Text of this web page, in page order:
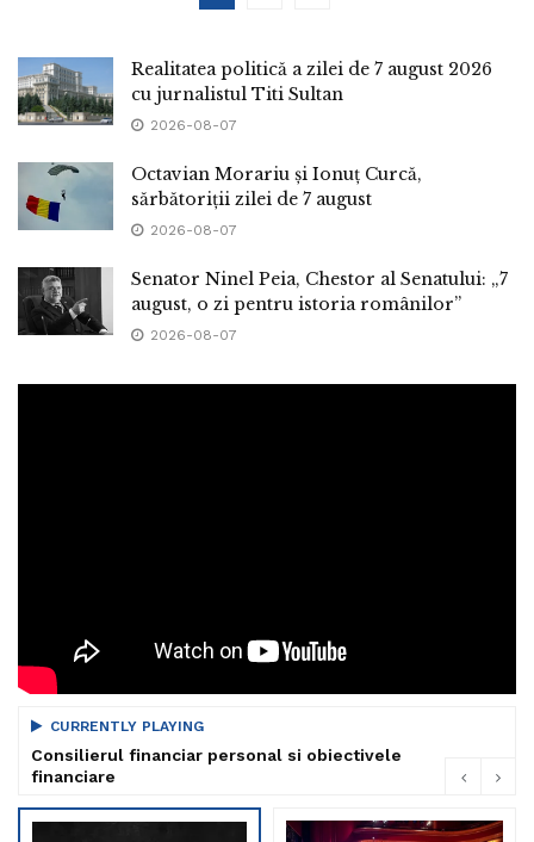
Realitatea politică a zilei de 7 august 2026
cu jurnalistul Titi Sultan
2026-08-07
Octavian Morariu și Ionuț Curcă,
sărbătoriții zilei de 7 august
2026-08-07
Senator Ninel Peia, Chestor al Senatului: „7
august, o zi pentru istoria românilor”
2026-08-07
CURRENTLY PLAYING
Consilierul financiar personal si obiectivele
financiare